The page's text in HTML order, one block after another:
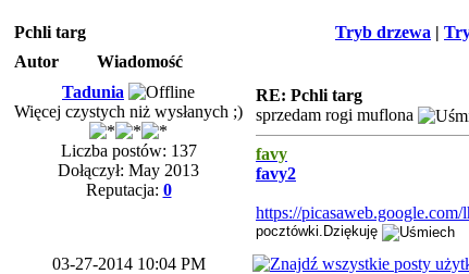
Tryb drzewa |
Pchli targ
Autor
Wiadomość
Tadunia
Więcej czystych niż wysłanych ;)
Liczba postów: 137
Dołączył: May 2013
Reputacja: 0
RE: Pchli targ
sprzedam rogi muflona
favy
favy2
https://picasaweb.google.com/
pocztówki.Dziękuję
03-27-2014 10:04 PM